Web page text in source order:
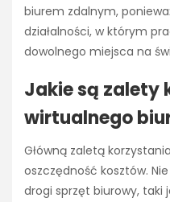
biurem zdalnym,
działalności, w którym
dowolnego miejsca na
Jakie są zalety
wirtualnego
Główną zaletą
oszczędność kosztów.
drogi sprzęt biurowy, taki